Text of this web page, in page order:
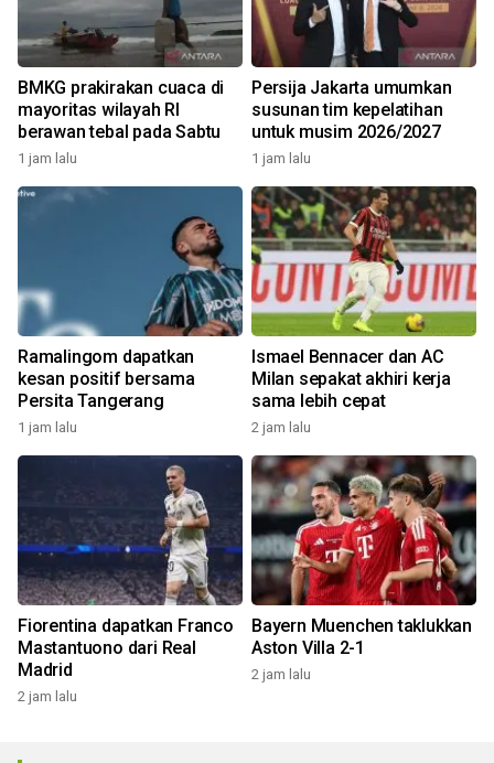
BMKG prakirakan cuaca di
mayoritas wilayah RI
berawan tebal pada Sabtu
1 jam lalu
Persija Jakarta umumkan
susunan tim kepelatihan
untuk musim 2026/2027
1 jam lalu
Ramalingom dapatkan
kesan positif bersama
Persita Tangerang
1 jam lalu
Ismael Bennacer dan AC
Milan sepakat akhiri kerja
sama lebih cepat
2 jam lalu
Fiorentina dapatkan Franco
Mastantuono dari Real
Madrid
2 jam lalu
Bayern Muenchen taklukkan
Aston Villa 2-1
2 jam lalu